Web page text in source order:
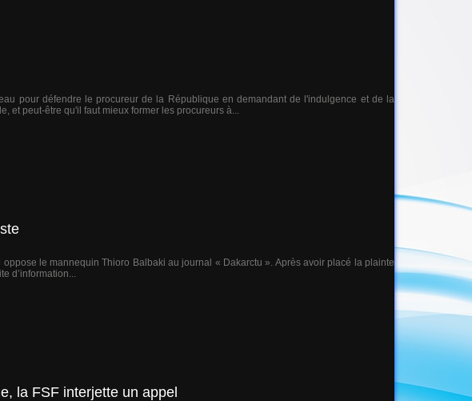
pour défendre le procureur de la République en demandant de l'indulgence et de la
et peut-être qu'il faut mieux former les procureurs à...
le mannequin Thioro Balbaki au journal « Dakarctu ». Après avoir placé la plainte
d’information...
la FSF interjette un appel